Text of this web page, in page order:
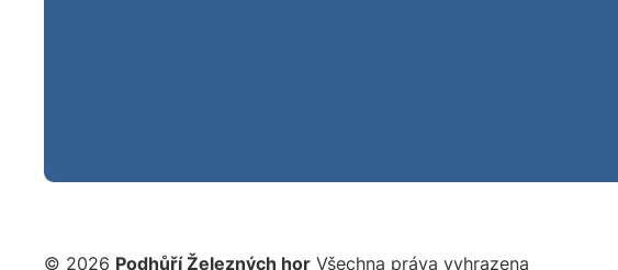
© 2026 Podhůří Železných hor Všechna práva vyhrazena